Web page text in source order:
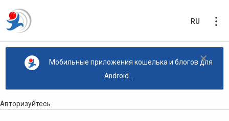
RU
×
Мобильные приложения кошелька и блогов для
Android...
Авторизуйтесь